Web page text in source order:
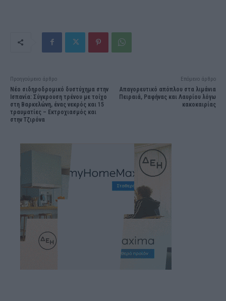
Προηγούμενο άρθρο
Νέο σιδηροδρομικό δυστύχημα στην
Ισπανία: Σύγκρουση τρένου με τοίχο
στη Βαρκελώνη, ένας νεκρός και 15
τραυματίες – Εκτροχιασμός και
στην Τζιρόνα
Επόμενο άρθρο
Απαγορευτικό απόπλου στα λιμάνια
Πειραιά, Ραφήνας και Λαυρίου λόγω
κακοκαιρίας